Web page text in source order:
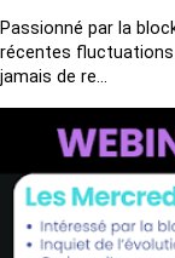
Passionné par la
récentes fluctuations
jamais de re...